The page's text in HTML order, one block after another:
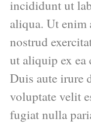
incididunt ut
aliqua. Ut enim
nostrud
ut aliquip ex ea
Duis aute irure
voluptate velit
fugiat nulla